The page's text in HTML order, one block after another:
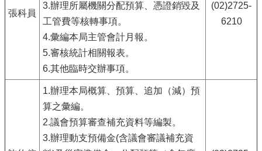
張科員
3.辦理所屬機關分配預算、憑證銷毀及
工管費等核轉事項。
4.彙編本局主管會計月報。
5.審核統計相關報表。
6.其他臨時交辦事項。
(02)2725-
6210
1.辦理本局概算、預算、追加（減）預
算之彙編。
2.議會預算審查補充資料等編製。
3.辦理動支預備金(含議會審議補充資